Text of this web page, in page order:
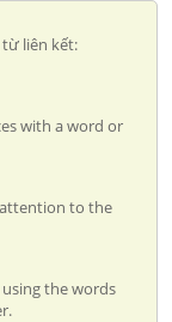
từ liên kết:
with a word or
attention to the
using the words